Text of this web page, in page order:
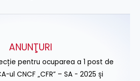
ANUNŢURI
pentru ocuparea a 1 post de
ul CNCF „CFR” – SA - 2025 și